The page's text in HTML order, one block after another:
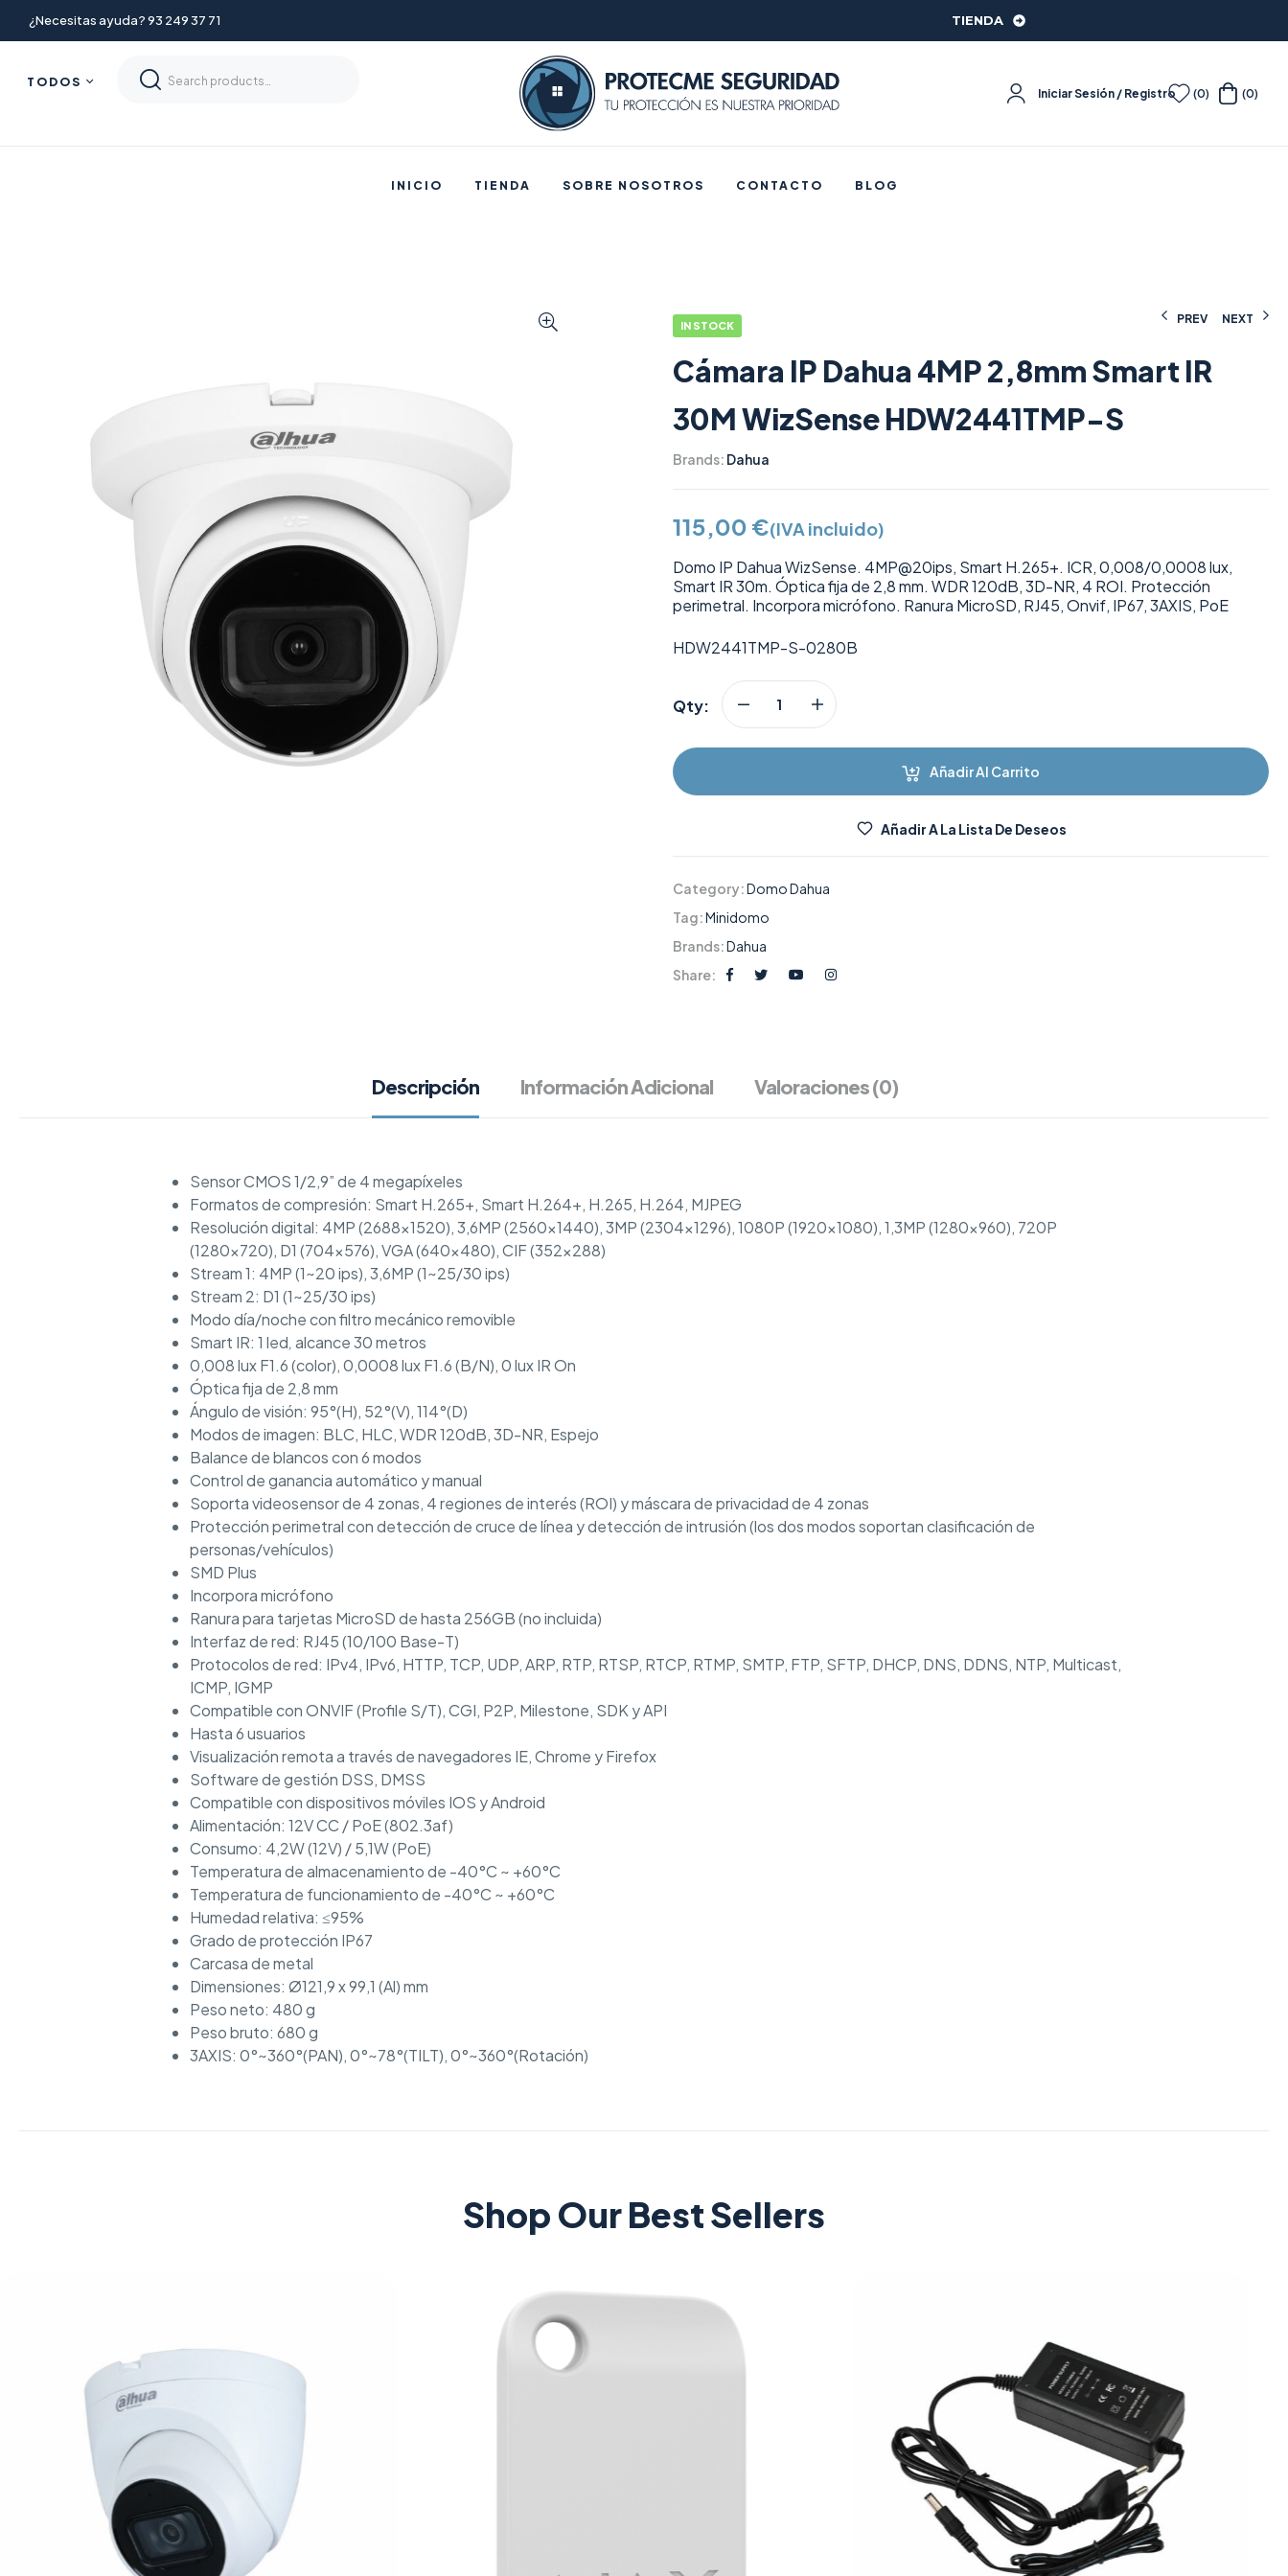
¿Necesitas ayuda? 93 249 37 71 TIENDA
TODOS
Iniciar Sesión / Registro (0) (0)
INICIO TIENDA SOBRE NOSOTROS CONTACTO BLOG
PREV NEXT
IN STOCK
Cámara IP Dahua 4MP 2,8mm Smart IR
30M WizSense HDW2441TMP-S
Brands: Dahua
115,00 €(IVA incluido)
Domo IP Dahua WizSense. 4MP@20ips, Smart H.265+. ICR, 0,008/0,0008 lux,
Smart IR 30m. Óptica fija de 2,8 mm. WDR 120dB, 3D-NR, 4 ROI. Protección
perimetral. Incorpora micrófono. Ranura MicroSD, RJ45, Onvif, IP67, 3AXIS, PoE
HDW2441TMP-S-0280B
Qty:
Añadir Al Carrito
Añadir A La Lista De Deseos
Category:Domo Dahua
Tag:Minidomo
Brands:Dahua
Share:
Descripción Información Adicional Valoraciones (0)
Sensor CMOS 1/2,9” de 4 megapíxeles
Formatos de compresión: Smart H.265+, Smart H.264+, H.265, H.264, MJPEG
Resolución digital: 4MP (2688×1520), 3,6MP (2560×1440), 3MP (2304×1296), 1080P (1920×1080), 1,3MP (1280×960), 720P
(1280×720), D1 (704×576), VGA (640×480), CIF (352×288)
Stream 1: 4MP (1~20 ips), 3,6MP (1~25/30 ips)
Stream 2: D1 (1~25/30 ips)
Modo día/noche con filtro mecánico removible
Smart IR: 1 led, alcance 30 metros
0,008 lux F1.6 (color), 0,0008 lux F1.6 (B/N), 0 lux IR On
Óptica fija de 2,8 mm
Ángulo de visión: 95°(H), 52°(V), 114°(D)
Modos de imagen: BLC, HLC, WDR 120dB, 3D-NR, Espejo
Balance de blancos con 6 modos
Control de ganancia automático y manual
Soporta videosensor de 4 zonas, 4 regiones de interés (ROI) y máscara de privacidad de 4 zonas
Protección perimetral con detección de cruce de línea y detección de intrusión (los dos modos soportan clasificación de
personas/vehículos)
SMD Plus
Incorpora micrófono
Ranura para tarjetas MicroSD de hasta 256GB (no incluida)
Interfaz de red: RJ45 (10/100 Base-T)
Protocolos de red: IPv4, IPv6, HTTP, TCP, UDP, ARP, RTP, RTSP, RTCP, RTMP, SMTP, FTP, SFTP, DHCP, DNS, DDNS, NTP, Multicast,
ICMP, IGMP
Compatible con ONVIF (Profile S/T), CGI, P2P, Milestone, SDK y API
Hasta 6 usuarios
Visualización remota a través de navegadores IE, Chrome y Firefox
Software de gestión DSS, DMSS
Compatible con dispositivos móviles IOS y Android
Alimentación: 12V CC / PoE (802.3af)
Consumo: 4,2W (12V) / 5,1W (PoE)
Temperatura de almacenamiento de -40°C ~ +60°C
Temperatura de funcionamiento de -40°C ~ +60°C
Humedad relativa: ≤95%
Grado de protección IP67
Carcasa de metal
Dimensiones: Ø121,9 x 99,1 (Al) mm
Peso neto: 480 g
Peso bruto: 680 g
3AXIS: 0°~360°(PAN), 0°~78°(TILT), 0°~360°(Rotación)
Shop Our Best Sellers